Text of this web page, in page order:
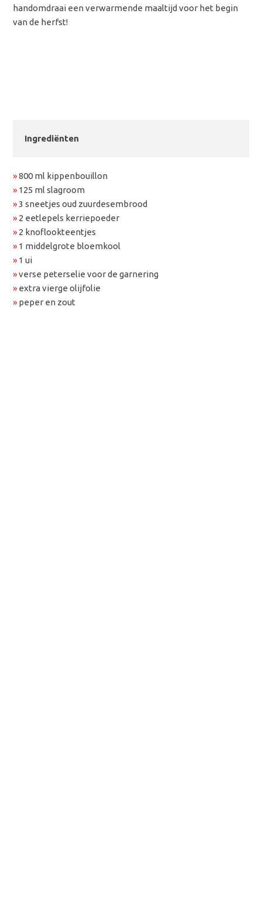
handomdraai een verwarmende maaltijd voor het begin
van de herfst!
Ingrediënten
»800 ml kippenbouillon
» 125 ml slagroom
»3 sneetjes oud zuurdesembrood
» 2 eetlepels kerriepoeder
» 2 knoflookteentjes
» 1 middelgrote bloemkool
» 1 ui
»verse peterselie voor de garnering
» extra vierge olijfolie
» peper en zout